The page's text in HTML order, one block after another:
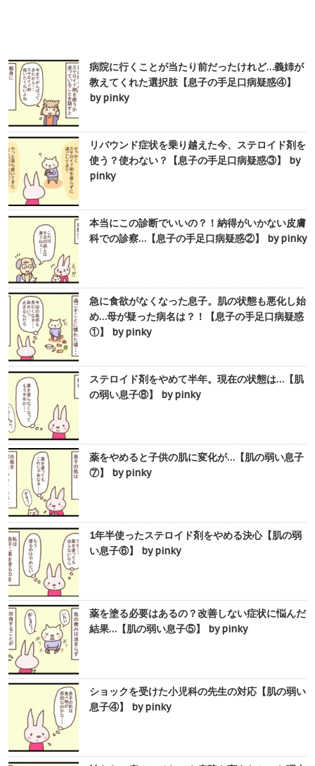
病院に行くことが当たり前だったけれど…義姉が
教えてくれた選択肢【息子の手足口病疑惑④】
by pinky
リバウンド症状を乗り越えた今、ステロイド剤を
使う？使わない？【息子の手足口病疑惑③】 by
pinky
本当にこの診断でいいの？！納得がいかない皮膚
科での診察…【息子の手足口病疑惑②】 by pinky
急に食欲がなくなった息子。肌の状態も悪化し始
め…母が疑った病名は？！【息子の手足口病疑惑
①】 by pinky
ステロイド剤をやめて半年。現在の状態は…【肌
の弱い息子⑧】 by pinky
薬をやめると子供の肌に変化が…【肌の弱い息子
⑦】 by pinky
1年半使ったステロイド剤をやめる決心【肌の弱
い息子⑥】 by pinky
薬を塗る必要はあるの？改善しない症状に悩んだ
結果…【肌の弱い息子⑤】 by pinky
ショックを受けた小児科の先生の対応【肌の弱い
息子④】 by pinky